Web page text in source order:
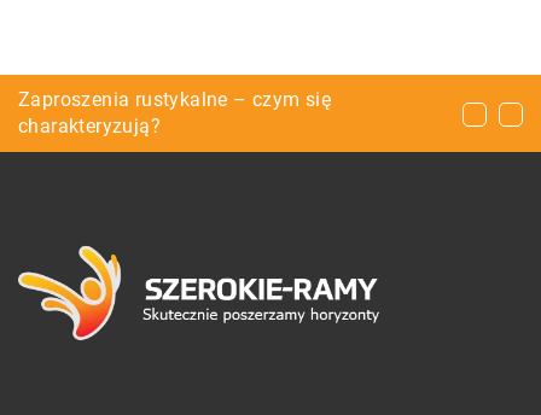
Elektroniczna historia choroby – wygoda dla
lekarza i pacjenta
Zaproszenia rustykalne – czym się
charakteryzują?
Rowery – na co zwrócić uwagę przy jego
wyborze?